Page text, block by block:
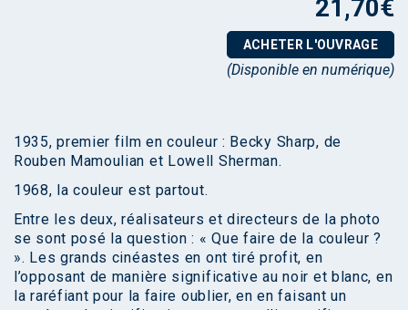
21,70€
ACHETER L'OUVRAGE
(Disponible en numérique)
1935, premier film en couleur : Becky Sharp, de
Rouben Mamoulian et Lowell Sherman.
1968, la couleur est partout.
Entre les deux, réalisateurs et directeurs de la photo
se sont posé la question : « Que faire de la couleur ?
». Les grands cinéastes en ont tiré profit, en
l’opposant de manière significative au noir et blanc, en
la raréfiant pour la faire oublier, en en faisant un